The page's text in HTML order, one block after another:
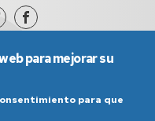
para mejorar su
para que